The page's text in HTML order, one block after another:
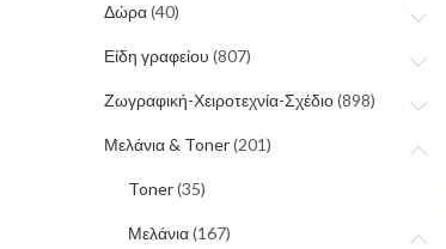
Δώρα(40)
Είδη γραφείου (807)
Ζωγραφική-Χειροτεχνία-Σχέδιο(898)
Μελάνια & Toner(201)
Toner(35)
Μελάνια(167)